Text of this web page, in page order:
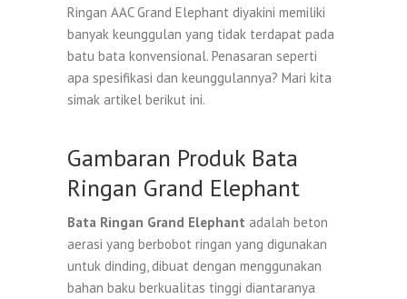
Ringan AAC Grand Elephant diyakini memiliki
banyak keunggulan yang tidak terdapat pada
batu bata konvensional. Penasaran seperti
apa spesifikasi dan keunggulannya? Mari kita
simak artikel berikut ini.
Gambaran Produk Bata
Ringan Grand Elephant
Bata Ringan Grand Elephant adalah beton
aerasi yang berbobot ringan yang digunakan
untuk dinding, dibuat dengan menggunakan
bahan baku berkualitas tinggi diantaranya